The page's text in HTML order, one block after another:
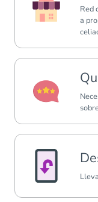
Red
a